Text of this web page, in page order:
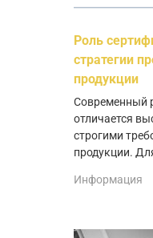
Роль
стратегии
продукции
Современный
отличается
строгими
продукции.
Информация